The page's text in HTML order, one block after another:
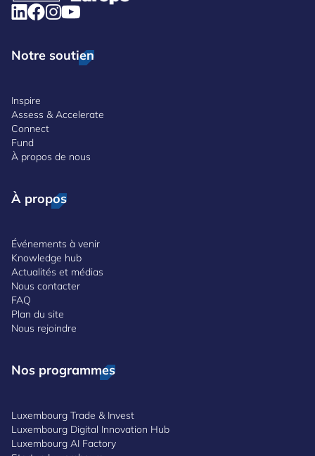
Notre soutien
Inspire
Assess & Accelerate
Connect
Fund
À propos de nous
À propos
Événements à venir
Knowledge hub
Actualités et médias
Nous contacter
FAQ
Plan du site
Nous rejoindre
Nos programmes
Luxembourg Trade & Invest
Luxembourg Digital Innovation Hub
Luxembourg AI Factory